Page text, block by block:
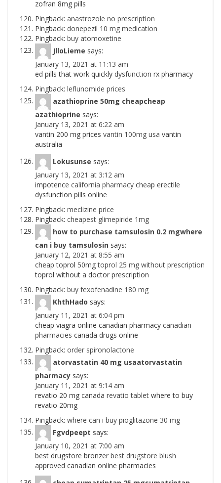
zofran 8mg pills
Pingback: anastrozole no prescription
Pingback: donepezil 10 mg medication
Pingback: buy atomoxetine
JlloLieme says:
January 13, 2021 at 11:13 am
ed pills that work quickly dysfunction rx pharmacy
Pingback: leflunomide prices
azathioprine 50mg cheapcheap
azathioprine says:
January 13, 2021 at 6:22 am
vantin 200 mg prices vantin 100mg usa vantin
australia
Lokusunse says:
January 13, 2021 at 3:12 am
impotence california pharmacy cheap erectile
dysfunction pills online
Pingback: meclizine price
Pingback: cheapest glimepiride 1mg
how to purchase tamsulosin 0.2 mgwhere
can i buy tamsulosin says:
January 12, 2021 at 8:55 am
cheap toprol 50mgtoprol 25 mg without prescription
toprol without a doctor prescription
Pingback: buy fexofenadine 180 mg
KhthHado says:
January 11, 2021 at 6:04 pm
cheap viagra online canadian pharmacy canadian
pharmacies canada drugs online
Pingback: order spironolactone
atorvastatin 40 mg usaatorvastatin
pharmacy says:
January 11, 2021 at 9:14 am
revatio 20 mg canada revatio tablet where to buy
revatio 20mg
Pingback: where can i buy pioglitazone 30 mg
Fgvdpeept says:
January 10, 2021 at 7:00 am
best drugstore bronzer best drugstore blush
approved canadian online pharmacies